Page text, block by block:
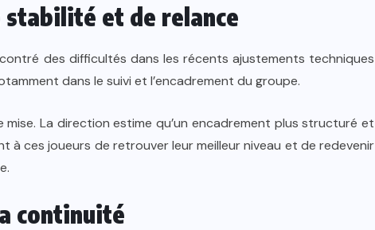
stabilité et de relance
des difficultés dans les récents ajustements techniques
dans le suivi et l’encadrement du groupe.
mise. La direction estime qu’un encadrement plus structuré et
à ces joueurs de retrouver leur meilleur niveau et de redevenir
continuité